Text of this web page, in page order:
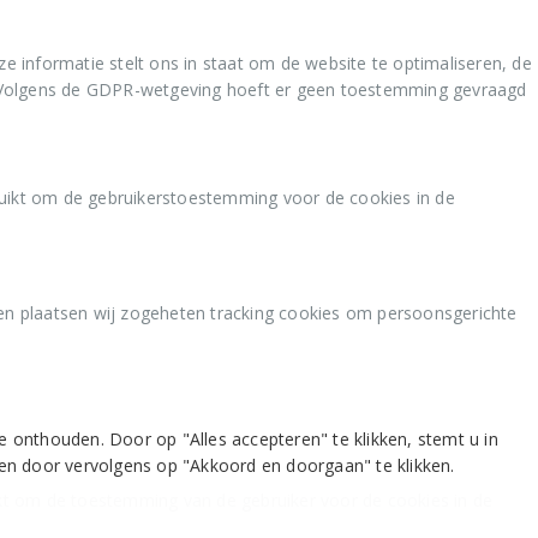
Door op "Alles accepteren" te klikken, stemt u in
door vervolgens op "Akkoord en doorgaan" te klikken.
informatie stelt ons in staat om de website te optimaliseren, de
de GDPR-wetgeving hoeft er geen toestemming gevraagd
om de gebruikerstoestemming voor de cookies in de
plaatsen wij zogeheten tracking cookies om persoonsgerichte